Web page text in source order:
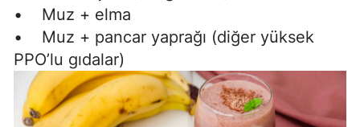
• Muz + elma
• Muz + pancar yaprağı (diğer yüksek
PPO’lu gıdalar)